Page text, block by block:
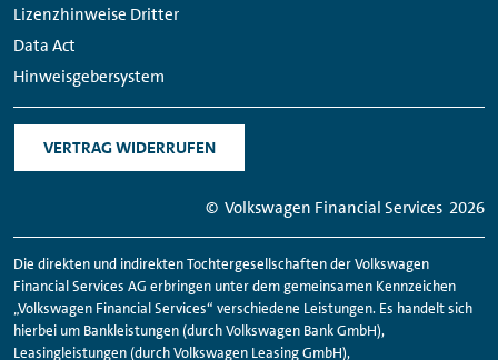
Lizenzhinweise Dritter
Data Act
Hinweisgebersystem
VERTRAG WIDERRUFEN
© Volkswagen Financial Services 2026
Die direkten und indirekten Tochtergesellschaften der Volkswagen
FinancialServices AG erbringen unter dem gemeinsamen Kennzeichen
„Volkswagen FinancialServices“ verschiedene Leistungen. Es handelt sich
hierbei um Bankleistungen (durch Volkswagen Bank GmbH),
Leasingleistungen (durch Volkswagen Leasing GmbH),